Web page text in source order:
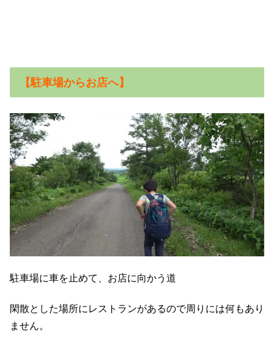
【駐車場からお店へ】
駐車場に車を止めて、お店に向かう道
閑散とした場所にレストランがあるので周りには何もあり
ません。